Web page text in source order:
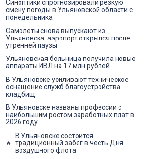
Синоптики спрогнозировали резкую
смену погоды в Ульяновской области с
понедельника
Самолёты снова выпускают из
Ульяновска: аэропорт открылся после
утренней паузы
Ульяновская больница получила новые
аппараты ИВЛ на 17 млн рублей
В Ульяновске усиливают техническое
оснащение служб благоустройства
кладбищ
В Ульяновске названы профессии с
наибольшим ростом заработных плат в
2026 году
В Ульяновске состоится
традиционный забег в честь Дня
воздушного флота